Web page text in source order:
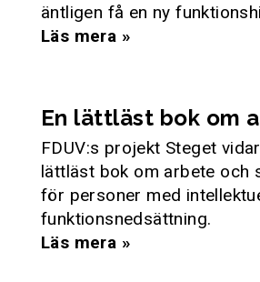
äntligen få en ny
Läs mera »
En lättläst bok om
FDUV:s projekt Steget
lättläst bok om arbete och
för personer med
funktionsnedsättning.
Läs mera »